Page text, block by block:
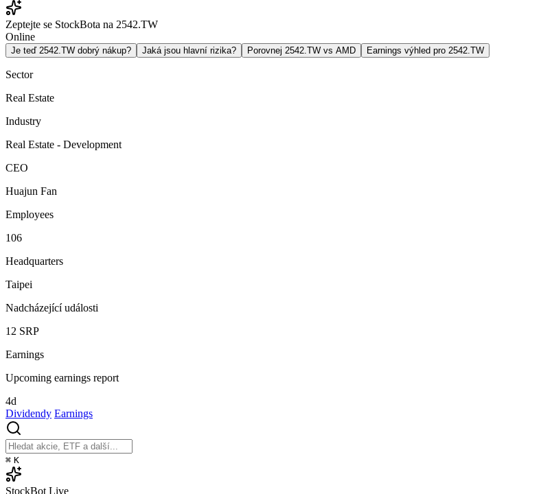
Zeptejte se StockBota na 2542.TW
Online
Je teď 2542.TW dobrý nákup? Jaká jsou hlavní rizika? Porovnej 2542.TW vs AMD Earnings výhled pro 2542.TW
Sector
Real Estate
Industry
Real Estate - Development
CEO
Huajun Fan
Employees
106
Headquarters
Taipei
Nadcházející události
12 SRP
Earnings
Upcoming earnings report
4d
Dividendy Earnings
⌘ K
StockBot Live